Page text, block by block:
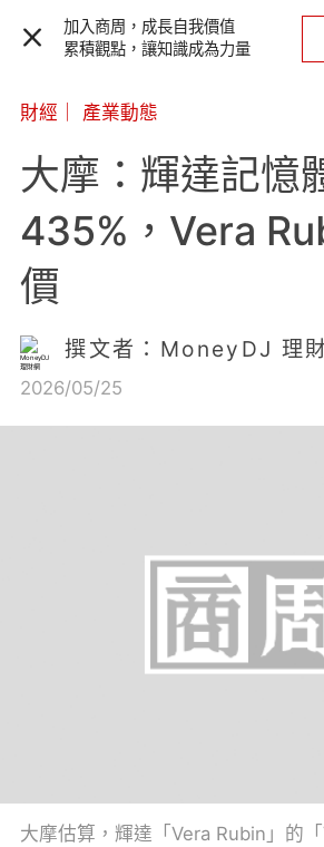
加入商周，成長自我價值
累積觀點，讓知識成為力量
財經 產業動態
大摩：輝達記憶
435%，Vera
價
撰文者：MoneyDJ 理
2026/05/25
大摩估算，輝達「Vera Rubin」的「